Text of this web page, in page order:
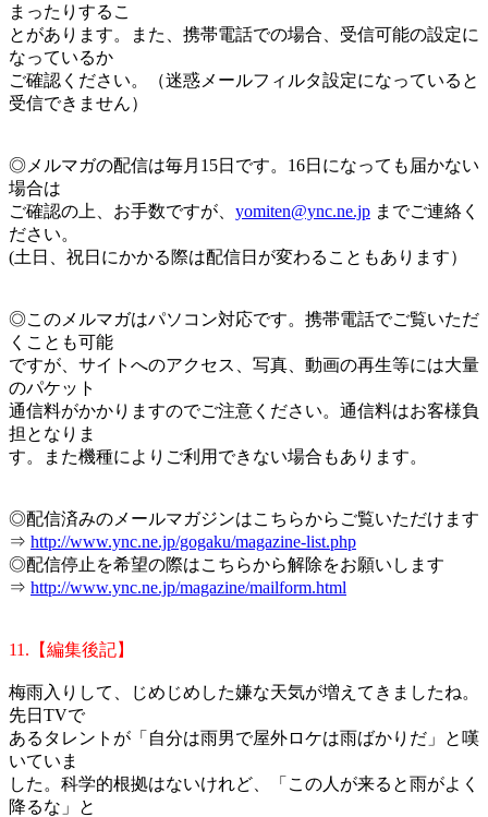
まったりするこ
とがあります。また、携帯電話での場合、受信可能の設定に
なっているか
ご確認ください。（迷惑メールフィルタ設定になっていると
受信できません）
◎メルマガの配信は毎月15日です。16日になっても届かない
場合は
ご確認の上、お手数ですが、 yomiten@ync.ne.jp までご連絡く
ださい。
(土日、祝日にかかる際は配信日が変わることもあります）
◎このメルマガはパソコン対応です。携帯電話でご覧いただ
くことも可能
ですが、サイトへのアクセス、写真、動画の再生等には大量
のパケット
通信料がかかりますのでご注意ください。通信料はお客様負
担となりま
す。また機種によりご利用できない場合もあります。
◎配信済みのメールマガジンはこちらからご覧いただけます
⇒ http://www.ync.ne.jp/gogaku/magazine-list.php
◎配信停止を希望の際はこちらから解除をお願いします
⇒ http://www.ync.ne.jp/magazine/mailform.html
11.【編集後記】
梅雨入りして、じめじめした嫌な天気が増えてきましたね。
先日TVで
あるタレントが「自分は雨男で屋外ロケは雨ばかりだ」と嘆
いていま
した。科学的根拠はないけれど、「この人が来ると雨がよく
降るな」と